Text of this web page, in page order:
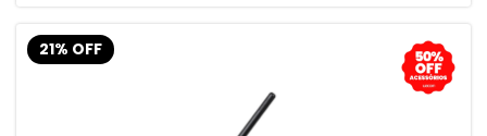
21% OFF